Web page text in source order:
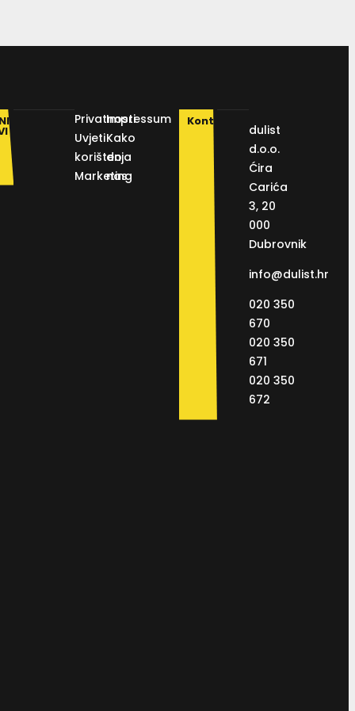
Privatnosti
Uvjeti
korištenja
Marketing
Impressum
Kako
do
nas
Kontakt
dulist
d.o.o.
Ćira
Carića
3, 20
000
Dubrovnik
info@dulist.hr
020 350
670
020 350
671
020 350
672